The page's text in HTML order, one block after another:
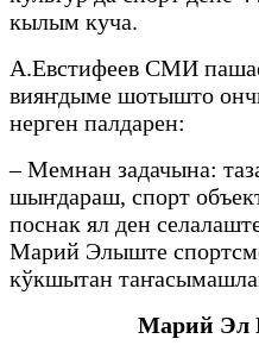
кылым куча.
А.Евстифеев СМИ
вияҥдыме шотышто
нерген палдарен:
– Мемнан задачына:
шыҥдараш, спорт
поснак ял ден
Марий Элыште
кўкшытан
Марий Эл